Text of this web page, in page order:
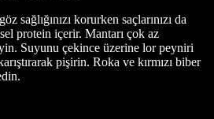
sağlığınızı korurken saçlarınızı da
protein içerir. Mantarı çok az
Suyunu çekince üzerine lor peyniri
pişirin. Roka ve kırmızı biber